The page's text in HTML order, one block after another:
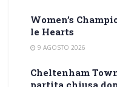
Women’s
le Hearts
9 AGOSTO 2026
Cheltenham